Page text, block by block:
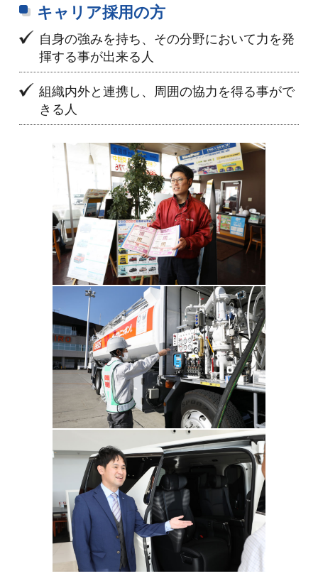
キャリア採用の方
自身の強みを持ち、その分野において力を発
揮する事が出来る人
組織内外と連携し、周囲の協力を得る事がで
きる人